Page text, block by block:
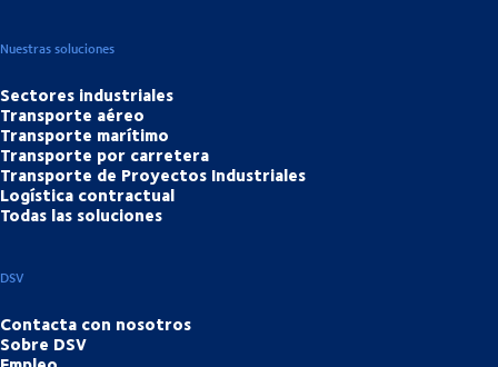
Nuestras soluciones
Sectores industriales
Transporte aéreo
Transporte marítimo
Transporte por carretera
Transporte de Proyectos Industriales
Logística contractual
Todas las soluciones
DSV
Contacta con nosotros
Sobre DSV